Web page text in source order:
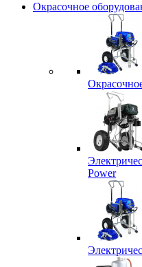
Окрасочное
Power